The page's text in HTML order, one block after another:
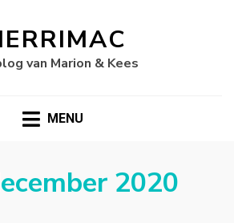
van Marion & Kees
MENU
2020